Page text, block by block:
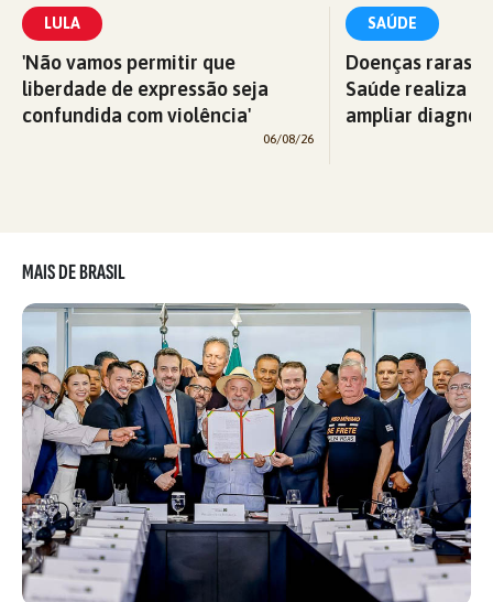
LULA
'Não vamos permitir que
liberdade de expressão seja
confundida com violência'
06/08/26
SAÚDE
Doenças raras:
Saúde realiza
ampliar
MAIS DE BRASIL